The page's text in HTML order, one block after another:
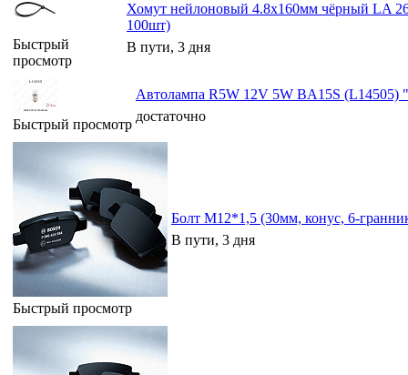
Быстрый
просмотр
Хомут нейлоновый 4.8x160мм чёрный LA
100шт)
В пути, 3 дня
Быстрый просмотр
Автолампа R5W 12V 5W BA15S (L14505)
достаточно
Быстрый просмотр
Болт M12*1,5 (30мм, конуc, 6-
В пути, 3 дня